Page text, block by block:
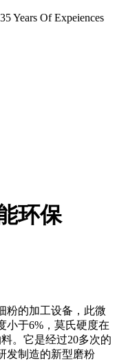
Years Of Expeiences
环保
粉的加工设备，此微
小于6%，莫氏硬度在
。它是经过20多次的
发制造的新型磨粉